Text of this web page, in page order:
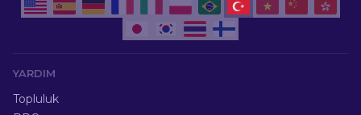
YARDIM
Topluluk